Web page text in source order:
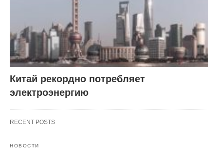
Китай рекордно потребляет
электроэнергию
RECENT POSTS
НОВОСТИ